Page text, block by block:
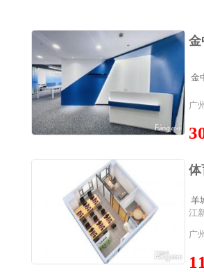
金
广
羊
江
广